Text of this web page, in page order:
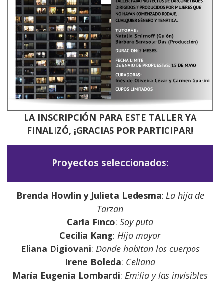
LA INSCRIPCIÓN PARA ESTE TALLER YA
FINALIZÓ, ¡GRACIAS POR PARTICIPAR!
Proyectos seleccionados:
Brenda Howlin y Julieta Ledesma: La hija de
Tarzan
Carla Finco: Soy puta
Cecilia Kang: Hijo mayor
Eliana Digiovani: Donde habitan los cuerpos
Irene Boleda: Celiana
María Eugenia Lombardi: Emilia y las invisibles